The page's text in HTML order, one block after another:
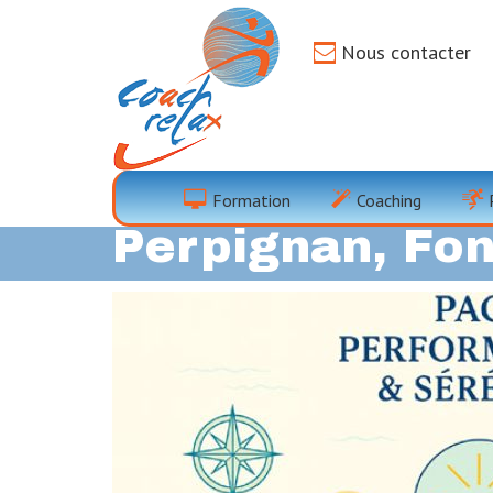
Nous contacter
Formation Coaching
Séminaire
Perpignan,